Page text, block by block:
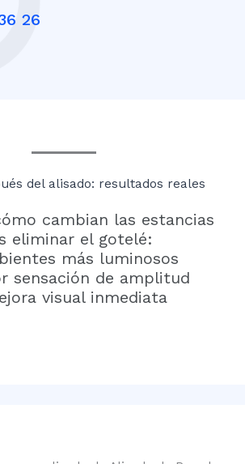
26
del alisado: resultados reales
cambian las estancias
eliminar el gotelé:
más luminosos
sensación de amplitud
visual inmediata